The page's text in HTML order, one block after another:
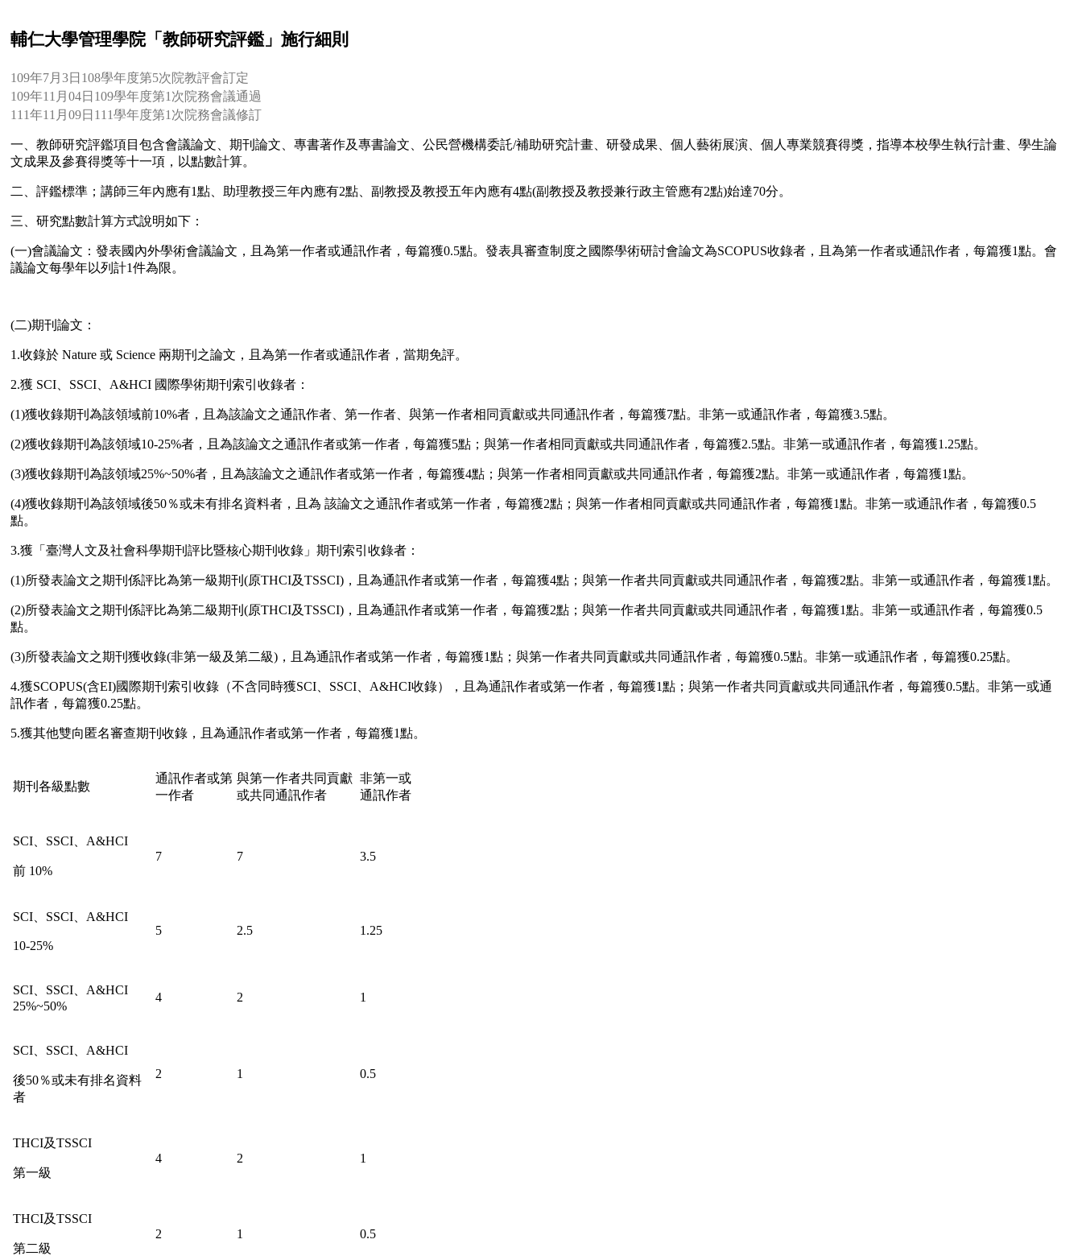
輔仁大學管理學院「教師研究評鑑」施行細則
109年7月3日108學年度第5次院教評會訂定
109年11月04日109學年度第1次院務會議通過
111年11月09日111學年度第1次院務會議修訂
一、教師研究評鑑項目包含會議論文、期刊論文、專書著作及專書論文、公民營機構委託/補助研究計畫、研發成果、個人藝術展演、個人專業競賽得獎，指導本校學生執行計畫、學生論
文成果及參賽得獎等十一項，以點數計算。
二、評鑑標準；講師三年內應有1點、助理教授三年內應有2點、副教授及教授五年內應有4點(副教授及教授兼行政主管應有2點)始達70分。
三、研究點數計算方式說明如下：
(一)會議論文：發表國內外學術會議論文，且為第一作者或通訊作者，每篇獲0.5點。發表具審查制度之國際學術研討會論文為SCOPUS收錄者，且為第一作者或通訊作者，每篇獲1點。會
議論文每學年以列計1件為限。
(二)期刊論文：
1.收錄於 Nature 或 Science 兩期刊之論文，且為第一作者或通訊作者，當期免評。
2.獲 SCI、SSCI、A&HCI 國際學術期刊索引收錄者：
(1)獲收錄期刊為該領域前10%者，且為該論文之通訊作者、第一作者、與第一作者相同貢獻或共同通訊作者，每篇獲7點。非第一或通訊作者，每篇獲3.5點。
(2)獲收錄期刊為該領域10-25%者，且為該論文之通訊作者或第一作者，每篇獲5點；與第一作者相同貢獻或共同通訊作者，每篇獲2.5點。非第一或通訊作者，每篇獲1.25點。
(3)獲收錄期刊為該領域25%~50%者，且為該論文之通訊作者或第一作者，每篇獲4點；與第一作者相同貢獻或共同通訊作者，每篇獲2點。非第一或通訊作者，每篇獲1點。
(4)獲收錄期刊為該領域後50％或未有排名資料者，且為 該論文之通訊作者或第一作者，每篇獲2點；與第一作者相同貢獻或共同通訊作者，每篇獲1點。非第一或通訊作者，每篇獲0.5
點。
3.獲「臺灣人文及社會科學期刊評比暨核心期刊收錄」期刊索引收錄者：
(1)所發表論文之期刊係評比為第一級期刊(原THCI及TSSCI)，且為通訊作者或第一作者，每篇獲4點；與第一作者共同貢獻或共同通訊作者，每篇獲2點。非第一或通訊作者，每篇獲1點。
(2)所發表論文之期刊係評比為第二級期刊(原THCI及TSSCI)，且為通訊作者或第一作者，每篇獲2點；與第一作者共同貢獻或共同通訊作者，每篇獲1點。非第一或通訊作者，每篇獲0.5
點。
(3)所發表論文之期刊獲收錄(非第一級及第二級)，且為通訊作者或第一作者，每篇獲1點；與第一作者共同貢獻或共同通訊作者，每篇獲0.5點。非第一或通訊作者，每篇獲0.25點。
4.獲SCOPUS(含EI)國際期刊索引收錄（不含同時獲SCI、SSCI、A&HCI收錄），且為通訊作者或第一作者，每篇獲1點；與第一作者共同貢獻或共同通訊作者，每篇獲0.5點。非第一或通
訊作者，每篇獲0.25點。
5.獲其他雙向匿名審查期刊收錄，且為通訊作者或第一作者，每篇獲1點。
期刊各級點數
通訊作者或第
一作者
與第一作者共同貢獻
或共同通訊作者
非第一或
通訊作者
SCI、SSCI、A&HCI
前 10%
7 7 3.5
SCI、SSCI、A&HCI
10-25%
5 2.5 1.25
SCI、SSCI、A&HCI
25%~50%
4 2 1
SCI、SSCI、A&HCI
後50％或未有排名資料
者
2 1 0.5
THCI及TSSCI
第一級
4 2 1
THCI及TSSCI
第二級
2 1 0.5